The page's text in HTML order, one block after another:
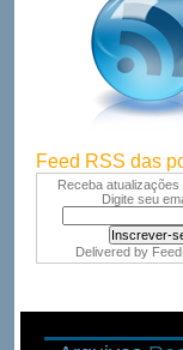
Feed RSS das
Receba atualizações
Digite seu
Delivered by